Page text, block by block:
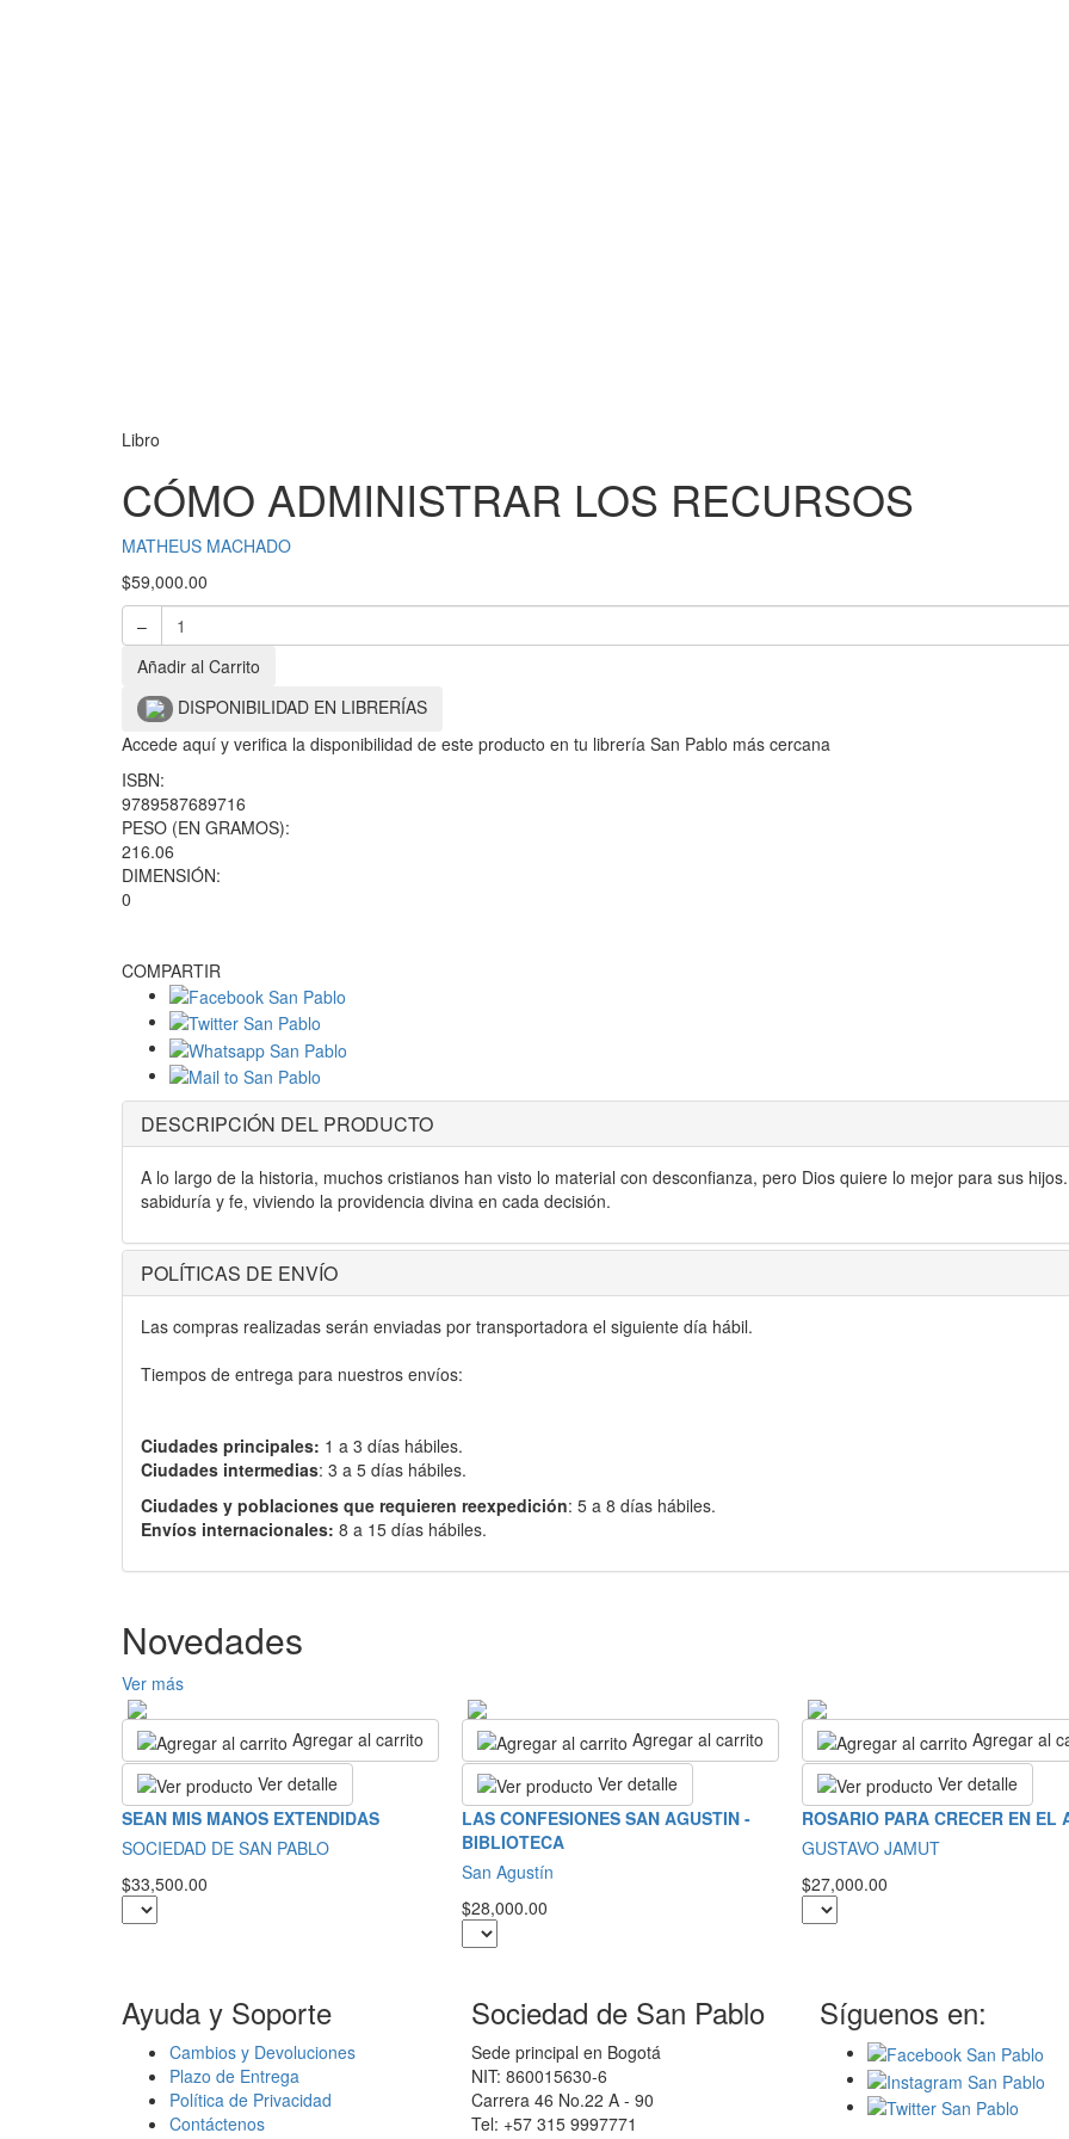
Libro
CÓMO ADMINISTRAR LOS RECURSOS
MATHEUS MACHADO
$59,000.00
–
Añadir al Carrito
DISPONIBILIDAD EN LIBRERÍAS
Accede aquí y verifica la disponibilidad de este producto en tu librería San Pablo más cercana
ISBN:
9789587689716
PESO (EN GRAMOS):
216.06
DIMENSIÓN:
0
COMPARTIR
DESCRIPCIÓN DEL PRODUCTO
A lo largo de la historia, muchos cristianos han visto lo material con desconfianza, pero Dios quiere lo mejor para sus
sabiduría y fe, viviendo la providencia divina en cada decisión.
POLÍTICAS DE ENVÍO
Las compras realizadas serán enviadas por transportadora el siguiente día hábil.
Tiempos de entrega para nuestros envíos:
Ciudades principales: 1 a 3 días hábiles.
Ciudades intermedias: 3 a 5 días hábiles.
Ciudades y poblaciones que requieren reexpedición: 5 a 8 días hábiles.
Envíos internacionales: 8 a 15 días hábiles.
Novedades
Ver más
Agregar al carrito
Ver detalle
SEAN MIS MANOS EXTENDIDAS
SOCIEDAD DE SAN PABLO
$33,500.00
Agregar al carrito
Ver detalle
LAS CONFESIONES SAN AGUSTIN -
BIBLIOTECA
San Agustín
$28,000.00
Agregar al
Ver detalle
ROSARIO PARA CRECER EN EL
GUSTAVO JAMUT
$27,000.00
Ayuda y Soporte
Cambios y Devoluciones
Plazo de Entrega
Política de Privacidad
Contáctenos
Sociedad de San Pablo
Sede principal en Bogotá
NIT: 860015630-6
Carrera 46 No.22 A - 90
Tel: +57 315 9997771
Síguenos en: